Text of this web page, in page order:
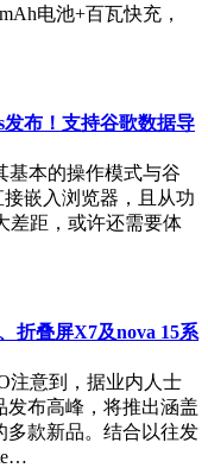
电池+百瓦快充，
布！支持谷歌数据导
基本的操作模式与谷
嵌入浏览器，且从功
差距，或许还需要体
折叠屏X7及nova 15系
注意到，据业内人士
发布高峰，将推出涵盖
多款新品。结合以往发